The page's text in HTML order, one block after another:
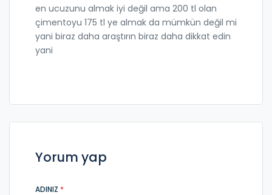
en ucuzunu almak iyi değil ama 200 tl olan
çimentoyu 175 tl ye almak da mümkün değil mi
yani biraz daha araştırın biraz daha dikkat edin
yani
Yorum yap
ADINIZ *